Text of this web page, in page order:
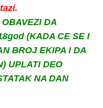
DA
(KADA CE SE I
BROJ EKIPA I DA
UPLATI DEO
NA DAN